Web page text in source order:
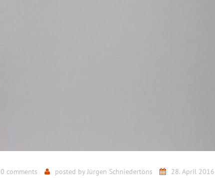
0 comments posted byJürgen Schniedertöns 28. April 2016